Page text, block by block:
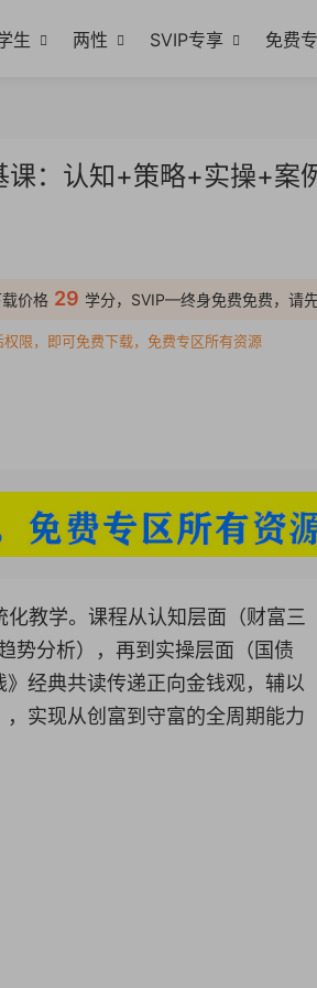
生 两性 SVIP专享 免费
课：认知+策略+实操+案
价格 29 学分，SVIP—终身免费免费，请先
限，即可免费下载，免费专区所有资源
教学。课程从认知层面（财富三
势分析），再到实操层面（国债
经典共读传递正向金钱观，辅以
实现从创富到守富的全周期能力